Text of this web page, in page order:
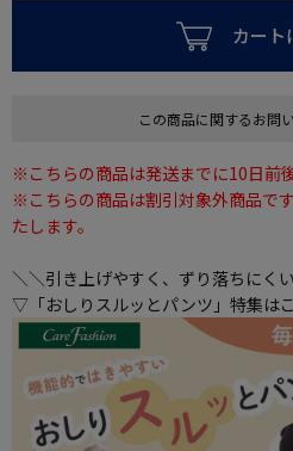
カート
この商品に関するお問
※こちらの商品は発送までに10日前
※こちらの商品は割引対象外商品で
たします。
＼＼引き上げやすく、ずり落ちにく
▽「おしりスルッとパンツ」特集は